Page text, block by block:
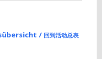
/ 回到活动总表